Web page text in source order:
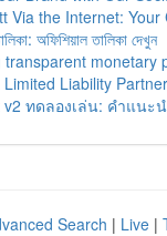
Via the Internet: Your
অফিশিয়াল তালিকা দেখুন
transparent monetary
Liability
v2 ทดลองเล่น: คำแน
Search | Live |